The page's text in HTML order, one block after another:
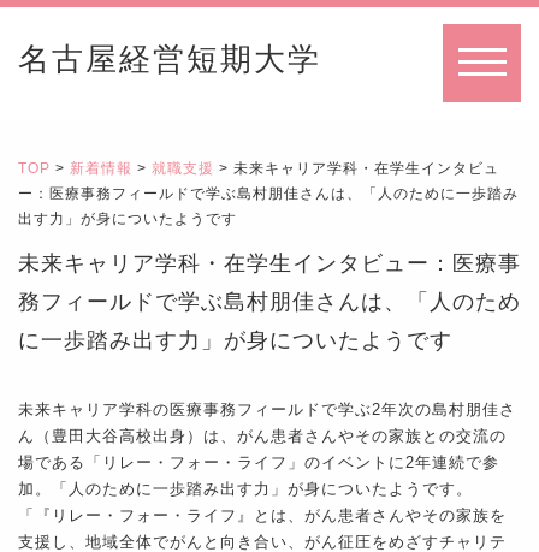
名古屋経営短期大学
TOP > 新着情報 > 就職支援 > 未来キャリア学科・在学生インタビュ
ー：医療事務フィールドで学ぶ島村朋佳さんは、「人のために一歩踏み
出す力」が身についたようです
未来キャリア学科・在学生インタビュー：医療事
務フィールドで学ぶ島村朋佳さんは、「人のため
に一歩踏み出す力」が身についたようです
未来キャリア学科の医療事務フィールドで学ぶ2年次の島村朋佳さ
ん（豊田大谷高校出身）は、がん患者さんやその家族との交流の
場である「リレー・フォー・ライフ」のイベントに2年連続で参
加。「人のために一歩踏み出す力」が身についたようです。
「『リレー・フォー・ライフ』とは、がん患者さんやその家族を
支援し、地域全体でがんと向き合い、がん征圧をめざすチャリテ